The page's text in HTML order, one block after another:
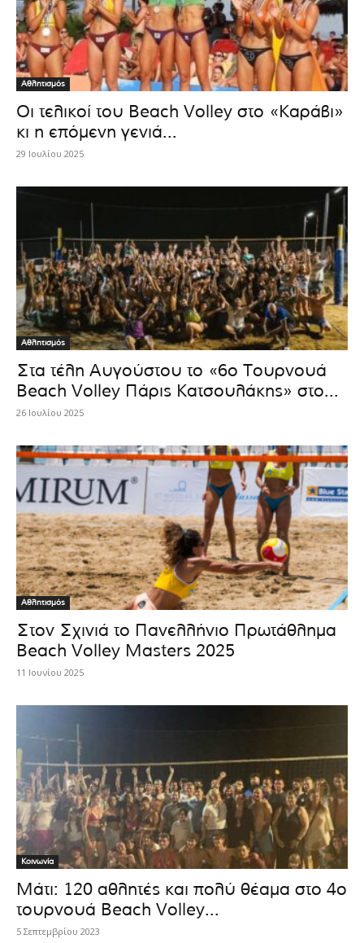
Αθλητισμός
Οι τελικοί του Beach Volley στο «Καράβι»
κι η επόμενη γενιά...
29 Ιουλίου 2025
Αθλητισμός
Στα τέλη Αυγούστου το «6ο Τουρνουά
Beach Volley Πάρις Κατσουλάκης» στο...
26 Ιουλίου 2025
Αθλητισμός
Στον Σχινιά το Πανελλήνιο Πρωτάθλημα
Beach Volley Masters 2025
11 Ιουνίου 2025
Κοινωνία
Μάτι: 120 αθλητές και πολύ θέαμα στο 4ο
τουρνουά Beach Volley...
5 Σεπτεμβρίου 2023